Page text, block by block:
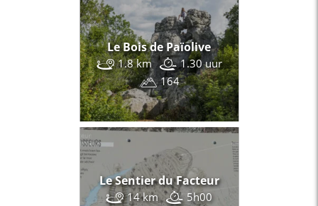
Le Bois de Païolive
1.8 km
1.30 uur
164
Le Sentier du Facteur
14 km 5h00